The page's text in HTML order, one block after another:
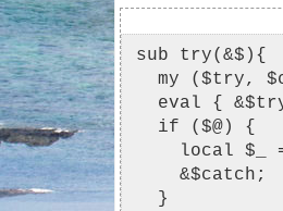
sub try(&$){
my ($try,
eval {
  if ($@) {
local $_
    &$catch;
  }